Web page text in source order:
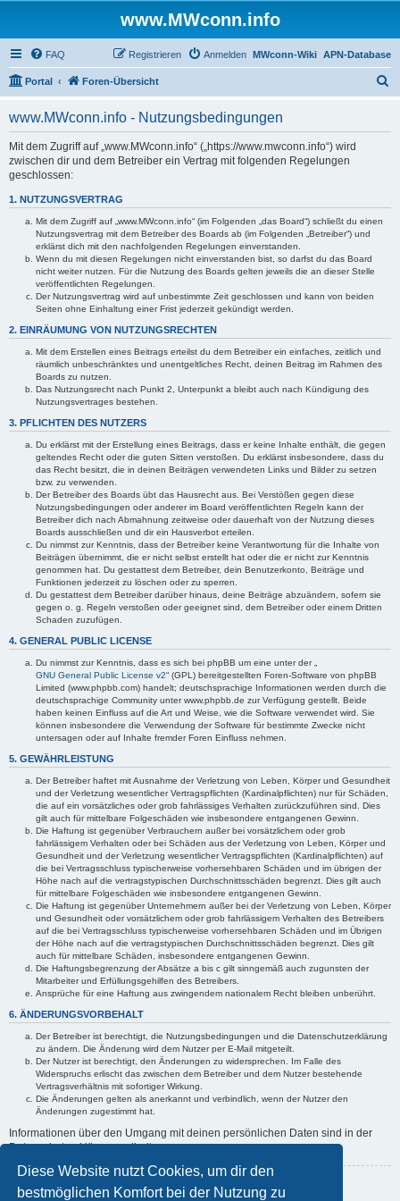
Diese Website nutzt Cookies, um dir den
bestmöglichen Komfort bei der Nutzung zu
www.MWconn.info
FAQ APN-Database
MWconn-Wiki
Anmelden
Registrieren
Portal Foren-Übersicht
www.MWconn.info - Nutzungsbedingungen
Mit dem Zugriff auf „www.MWconn.info“ („https://www.mwconn.info“) wird
zwischen dir und dem Betreiber ein Vertrag mit folgenden Regelungen
geschlossen:
1. NUTZUNGSVERTRAG
Mit dem Zugriff auf „www.MWconn.info“ (im Folgenden „das Board“) schließt du einen
Nutzungsvertrag mit dem Betreiber des Boards ab (im Folgenden „Betreiber“) und
erklärst dich mit den nachfolgenden Regelungen einverstanden.
Wenn du mit diesen Regelungen nicht einverstanden bist, so darfst du das Board
nicht weiter nutzen. Für die Nutzung des Boards gelten jeweils die an dieser Stelle
veröffentlichten Regelungen.
Der Nutzungsvertrag wird auf unbestimmte Zeit geschlossen und kann von beiden
Seiten ohne Einhaltung einer Frist jederzeit gekündigt werden.
2. EINRÄUMUNG VON NUTZUNGSRECHTEN
Mit dem Erstellen eines Beitrags erteilst du dem Betreiber ein einfaches, zeitlich und
räumlich unbeschränktes und unentgeltliches Recht, deinen Beitrag im Rahmen des
Boards zu nutzen.
Das Nutzungsrecht nach Punkt 2, Unterpunkt a bleibt auch nach Kündigung des
Nutzungsvertrages bestehen.
3. PFLICHTEN DES NUTZERS
Du erklärst mit der Erstellung eines Beitrags, dass er keine Inhalte enthält, die gegen
geltendes Recht oder die guten Sitten verstoßen. Du erklärst insbesondere, dass du
das Recht besitzt, die in deinen Beiträgen verwendeten Links und Bilder zu setzen
bzw. zu verwenden.
Der Betreiber des Boards übt das Hausrecht aus. Bei Verstößen gegen diese
Nutzungsbedingungen oder anderer im Board veröffentlichten Regeln kann der
Betreiber dich nach Abmahnung zeitweise oder dauerhaft von der Nutzung dieses
Boards ausschließen und dir ein Hausverbot erteilen.
Du nimmst zur Kenntnis, dass der Betreiber keine Verantwortung für die Inhalte von
Beiträgen übernimmt, die er nicht selbst erstellt hat oder die er nicht zur Kenntnis
genommen hat. Du gestattest dem Betreiber, dein Benutzerkonto, Beiträge und
Funktionen jederzeit zu löschen oder zu sperren.
Du gestattest dem Betreiber darüber hinaus, deine Beiträge abzuändern, sofern sie
gegen o. g. Regeln verstoßen oder geeignet sind, dem Betreiber oder einem Dritten
Schaden zuzufügen.
4. GENERAL PUBLIC LICENSE
Du nimmst zur Kenntnis, dass es sich bei phpBB um eine unter der „
GNU General Public License v2“ (GPL) bereitgestellten Foren-Software von phpBB
Limited (www.phpbb.com) handelt; deutschsprachige Informationen werden durch die
deutschsprachige Community unter www.phpbb.de zur Verfügung gestellt. Beide
haben keinen Einfluss auf die Art und Weise, wie die Software verwendet wird. Sie
können insbesondere die Verwendung der Software für bestimmte Zwecke nicht
untersagen oder auf Inhalte fremder Foren Einfluss nehmen.
5. GEWÄHRLEISTUNG
Der Betreiber haftet mit Ausnahme der Verletzung von Leben, Körper und Gesundheit
und der Verletzung wesentlicher Vertragspflichten (Kardinalpflichten) nur für Schäden,
die auf ein vorsätzliches oder grob fahrlässiges Verhalten zurückzuführen sind. Dies
gilt auch für mittelbare Folgeschäden wie insbesondere entgangenen Gewinn.
Die Haftung ist gegenüber Verbrauchern außer bei vorsätzlichem oder grob
fahrlässigem Verhalten oder bei Schäden aus der Verletzung von Leben, Körper und
Gesundheit und der Verletzung wesentlicher Vertragspflichten (Kardinalpflichten) auf
die bei Vertragsschluss typischerweise vorhersehbaren Schäden und im übrigen der
Höhe nach auf die vertragstypischen Durchschnittsschäden begrenzt. Dies gilt auch
für mittelbare Folgeschäden wie insbesondere entgangenen Gewinn.
Die Haftung ist gegenüber Unternehmern außer bei der Verletzung von Leben, Körper
und Gesundheit oder vorsätzlichem oder grob fahrlässigem Verhalten des Betreibers
auf die bei Vertragsschluss typischerweise vorhersehbaren Schäden und im Übrigen
der Höhe nach auf die vertragstypischen Durchschnittsschäden begrenzt. Dies gilt
auch für mittelbare Schäden, insbesondere entgangenen Gewinn.
Die Haftungsbegrenzung der Absätze a bis c gilt sinngemäß auch zugunsten der
Mitarbeiter und Erfüllungsgehilfen des Betreibers.
Ansprüche für eine Haftung aus zwingendem nationalem Recht bleiben unberührt.
6. ÄNDERUNGSVORBEHALT
Der Betreiber ist berechtigt, die Nutzungsbedingungen und die Datenschutzerklärung
zu ändern. Die Änderung wird dem Nutzer per E-Mail mitgeteilt.
Der Nutzer ist berechtigt, den Änderungen zu widersprechen. Im Falle des
Widerspruchs erlischt das zwischen dem Betreiber und dem Nutzer bestehende
Vertragsverhältnis mit sofortiger Wirkung.
Die Änderungen gelten als anerkannt und verbindlich, wenn der Nutzer den
Änderungen zugestimmt hat.
Informationen über den Umgang mit deinen persönlichen Daten sind in der
Datenschutzerklärung enthalten.
Zurück zur vorherigen Seite